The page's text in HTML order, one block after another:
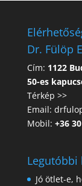
Dr. Fülöp
Cím: 1122
50-es
Térkép >>
Email:
Mobil: +36
Legutóbbi
Jó ötlet-e,